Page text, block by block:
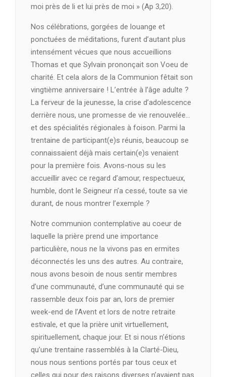
moi près de li et lui près de moi » (Ap 3,20).
Nos célébrations, gorgées de louange et
ponctuées de méditations, furent d’autant plus
intensément vécues que nous accueillions
Thomas et que Sylvain prononçait son Voeu de
charité. Et cela alors de la Communion fêtait son
vingtième anniversaire ! L’entrée à l’âge adulte ?
La ferveur de la jeunesse, la crise d’adolescence
derrière nous, une promesse de vie renouvelée…
et des spécialités régionales à foison. Parmi la
trentaine de participant(e)s réunis, beaucoup se
connaissaient déjà mais certain(e)s venaient
pour la première fois. Avons-nous su les
accueillir avec ce regard d’amour, respectueux,
humble, dont le Seigneur n’a cessé, toute sa vie
durant, de nous montrer l’exemple ?
Notre communion contemplative au coeur de
laquelle la prière prend une importance
particulière, nous ne la vivons pas en ermites
déconnectés les uns des autres. Au contraire,
nous avons besoin de nous sentir membres
d’une communauté, d’une communauté qui se
rassemble deux fois par an, lors de premier
week-end de l’Avent et lors de notre retraite
estivale, et que la prière unit virtuellement,
spirituellement, chaque jour. Et si nous n’étions
qu’une trentaine rassemblés à la Clarté-Dieu,
nous nous sentions portés par tous ceux et
celles qui pour des raisons diverses n’avaient pas